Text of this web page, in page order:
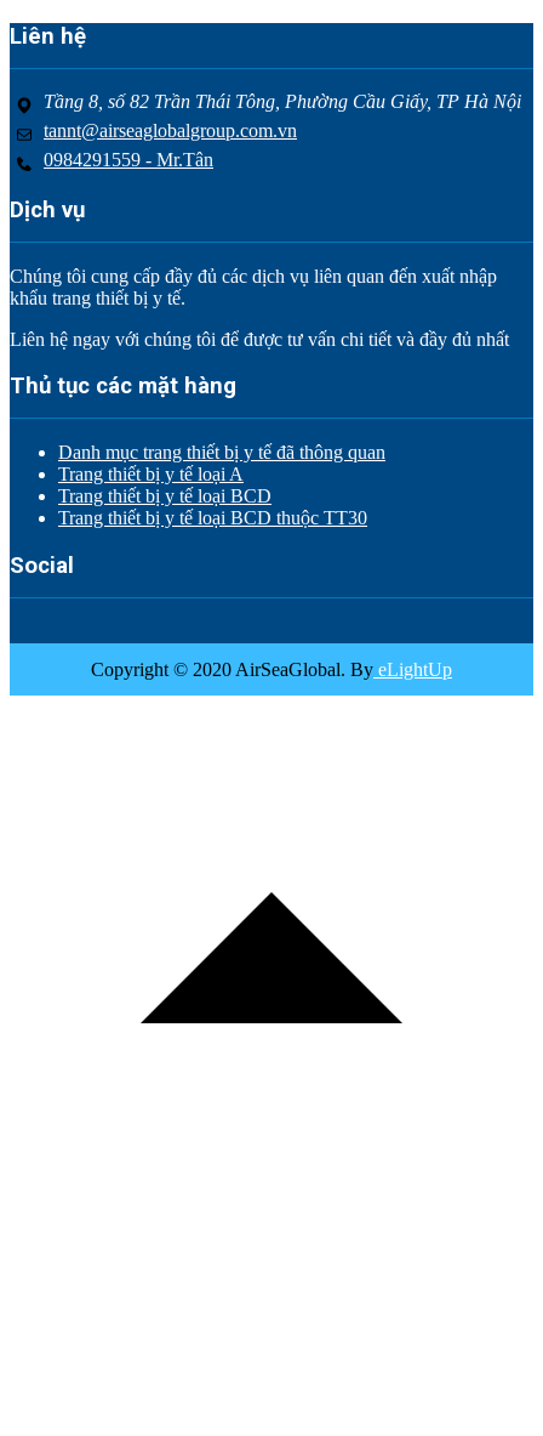
Liên hệ
Tầng 8, số 82 Trần Thái Tông, Phường Cầu Giấy, TP Hà Nội
tannt@airseaglobalgroup.com.vn
0984291559 - Mr.Tân
Dịch vụ
Chúng tôi cung cấp đầy đủ các dịch vụ liên quan đến xuất nhập
khẩu trang thiết bị y tế.
Liên hệ ngay với chúng tôi để được tư vấn chi tiết và đầy đủ nhất
Thủ tục các mặt hàng
Danh mục trang thiết bị y tế đã thông quan
Trang thiết bị y tế loại A
Trang thiết bị y tế loại BCD
Trang thiết bị y tế loại BCD thuộc TT30
Social
Copyright © 2020 AirSeaGlobal. By eLightUp